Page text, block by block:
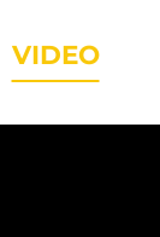
VIDEO